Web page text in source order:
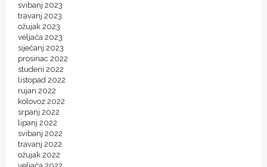
svibanj 2023
travanj 2023
ožujak 2023
veljača 2023
siječanj 2023
prosinac 2022
studeni 2022
listopad 2022
rujan 2022
kolovoz 2022
srpanj 2022
lipanj 2022
svibanj 2022
travanj 2022
ožujak 2022